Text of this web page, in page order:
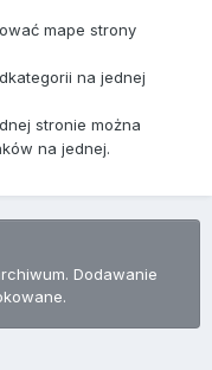
mape strony
na jednej
stronie można
na jednej.
Dodawanie